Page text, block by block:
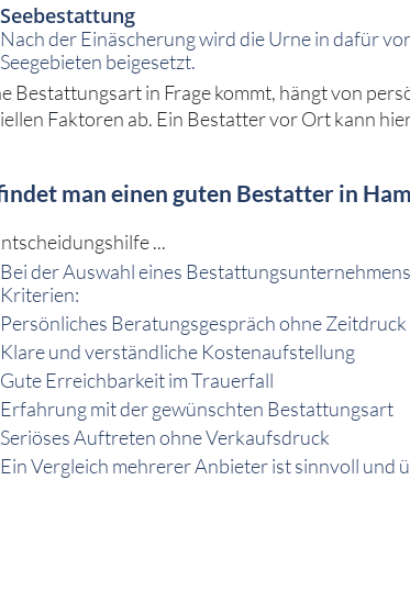
Seebestattung
Nach der Einäscherung wird die Urne in dafür
Seegebieten beigesetzt.
Bestattungsart in Frage kommt, hängt von
Faktoren ab. Ein Bestatter vor Ort kann
man einen guten Bestatter in
...
Bei der Auswahl eines
Kriterien:
Persönliches Beratungsgespräch ohne Zeitdruck
Klare und verständliche Kostenaufstellung
Gute Erreichbarkeit im Trauerfall
Erfahrung mit der gewünschten Bestattungsart
Seriöses Auftreten ohne Verkaufsdruck
Ein Vergleich mehrerer Anbieter ist sinnvoll und